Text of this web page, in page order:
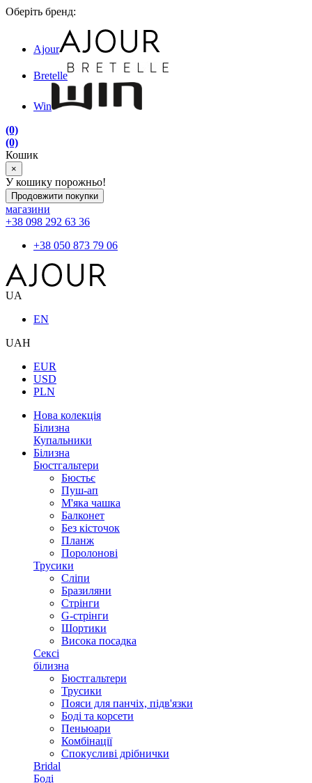
Оберіть бренд:
Ajour
Bretelle
Win
(0)
(0)
Кошик
×
У кошику порожньо!
Продовжити покупки
магазини
+38 098 292 63 36
+38 050 873 79 06
UA
EN
UAH
EUR
USD
PLN
Нова колекція
Білизна
Купальники
Білизна
Бюстгальтери
Бюстьє
Пуш-ап
М'яка чашка
Балконет
Без кісточок
Планж
Поролонові
Трусики
Сліпи
Бразиляни
Стрінги
G-стрінги
Шортики
Висока посадка
Сексі
білизна
Бюстгальтери
Трусики
Пояси для панчіх, підв'язки
Боді та корсети
Пеньюари
Комбінації
Спокусливі дрібнички
Bridal
Боді